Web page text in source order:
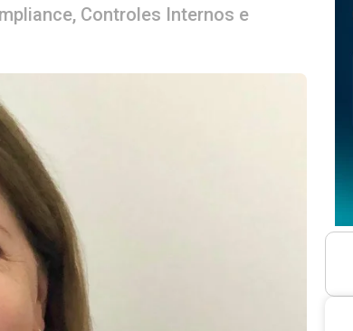
Controles Internos e